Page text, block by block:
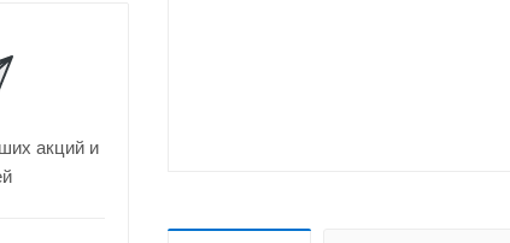
акций и